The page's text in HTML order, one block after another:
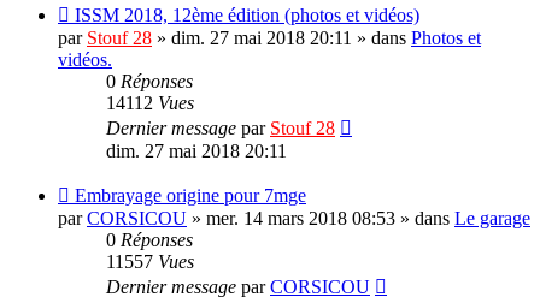
Nouveau
message
ISSM 2018, 12ème édition (photos et vidéos)
par Stouf 28 » dim. 27 mai 2018 20:11 » dans Photos et
vidéos.
0 Réponses
14112 Vues
Dernier message par Stouf 28
dim. 27 mai 2018 20:11
Nouveau
message
Embrayage origine pour 7mge
parCORSICOU » mer. 14 mars 2018 08:53 » dans Le garage
0 Réponses
11557 Vues
Dernier message parCORSICOU